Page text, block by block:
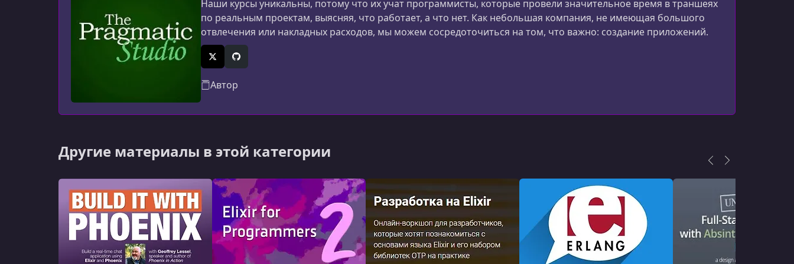
Slicing and Dicing with Enum part 1
УРОК 16. 00:11:52
A Peek At Phoenix
УРОК 20. 00:06:47
Rendering JSON
УРОК 21. 00:19:11
Web Server Sockets
УРОК 22.
Наши курсы уникальны, потому что их учат программисты, которые провели значительное время в траншеях
по реальным проектам, выясняя, что работает, а что нет. Как небольшая компания, не имеющая большого
отвлечения или накладных расходов, мы можем сосредоточиться на том, что важно: создание приложений.
X (Twitter)GitHub
Автор
Другие материалы в этой категории